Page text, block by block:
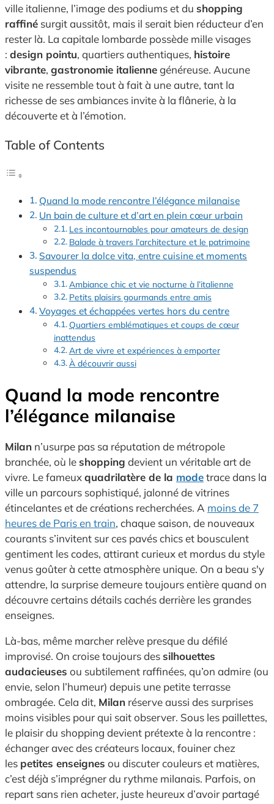
ville italienne, l’image des podiums et du shopping
raffiné surgit aussitôt, mais il serait bien réducteur d’en
rester là. La capitale lombarde possède mille visages
: design pointu, quartiers authentiques, histoire
vibrante, gastronomie italiennegénéreuse. Aucune
visite ne ressemble tout à fait à une autre, tant la
richesse de ses ambiances invite à la flânerie, à la
découverte et à l’émotion.
Table of Contents
Quand la mode rencontre l’élégance milanaise
Un bain de culture et d’art en plein cœur urbain
Les incontournables pour amateurs de design
Balade à travers l’architecture et le patrimoine
Savourer la dolce vita, entre cuisine et moments
suspendus
Ambiance chic et vie nocturne à l’italienne
Petits plaisirs gourmands entre amis
Voyages et échappées vertes hors du centre
Quartiers emblématiques et coups de cœur
inattendus
Art de vivre et expériences à emporter
À découvrir aussi
Quand la mode rencontre
l’élégance milanaise
Milan n’usurpe pas sa réputation de métropole
branchée, où le shopping devient un véritable art de
vivre. Le fameuxquadrilatère de la modetrace dans la
ville un parcours sophistiqué, jalonné de vitrines
étincelantes et de créations recherchées. A moins de 7
heures de Paris en train, chaque saison, de nouveaux
courants s’invitent sur ces pavés chics et bousculent
gentiment les codes, attirant curieux et mordus du style
venus goûter à cette atmosphère unique. On a beau s'y
attendre, la surprise demeure toujours entière quand on
découvre certains détails cachés derrière les grandes
enseignes.
Là-bas, même marcher relève presque du défilé
improvisé. On croise toujours des silhouettes
audacieuses ou subtilement raffinées, qu’on admire (ou
envie, selon l’humeur) depuis une petite terrasse
ombragée. Cela dit, Milan réserve aussi des surprises
moins visibles pour qui sait observer. Sous les paillettes,
le plaisir du shopping devient prétexte à la rencontre :
échanger avec des créateurs locaux, fouiner chez
les petites enseignes ou discuter couleurs et matières,
c’est déjà s’imprégner du rythme milanais. Parfois, on
repart sans rien acheter, juste heureux d’avoir partagé